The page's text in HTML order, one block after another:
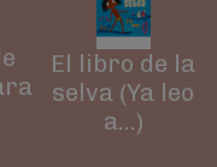
El libro de la
selva (Ya leo
a…)